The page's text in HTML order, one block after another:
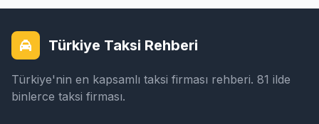
Türkiye Taksi Rehberi
Türkiye'nin en kapsamlı taksi firması rehberi. 81 ilde
binlerce taksi firması.